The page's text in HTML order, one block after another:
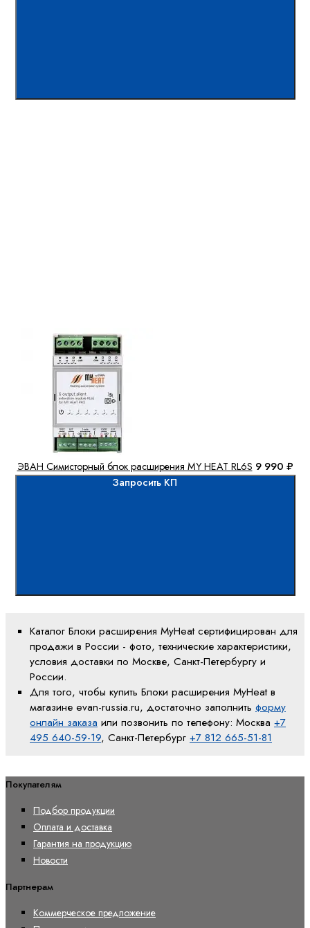
ЭВАН Симисторный блок расширения MY HEAT RL6S 9 990 ₽
Запросить КП
Каталог Блоки расширения MyHeat сертифицирован для
продажи в России - фото, технические характеристики,
условия доставки по Москве, Санкт-Петербургу и
России.
Для того, чтобы купить Блоки расширения MyHeat в
магазине evan-russia.ru, достаточно заполнить форму
онлайн заказа или позвонить по телефону: Москва +7
495 640-59-19, Санкт-Петербург +7 812 665-51-81
Покупателям
Подбор продукции
Оплата и доставка
Гарантия на продукцию
Новости
Партнерам
Коммерческое предложение